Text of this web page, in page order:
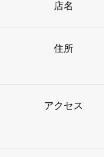
店名
住所
アクセス